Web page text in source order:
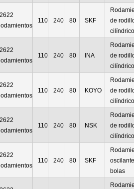
110 240 80 SKF
de
110 240 80 INA
de
110 240 80 KOYO
de
110 240 80 NSK
de
110 240 80 SKF
bolas